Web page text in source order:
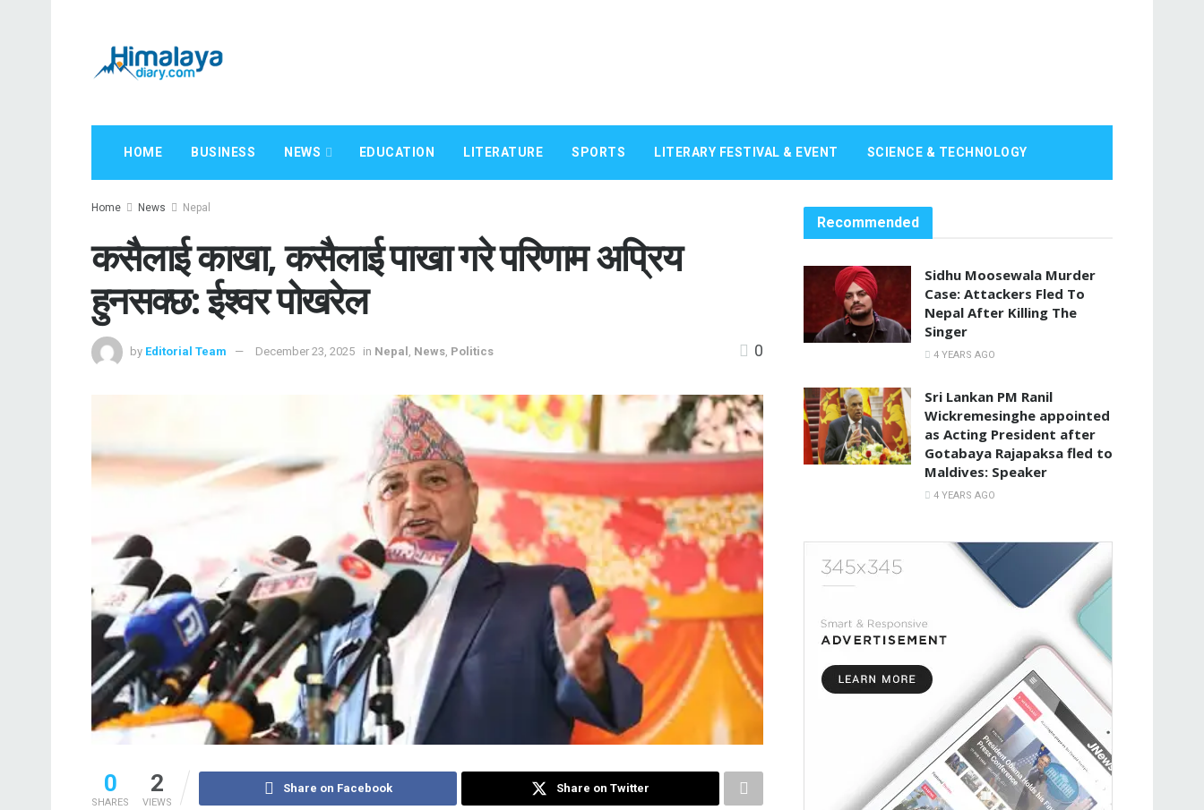
HOME BUSINESS NEWS EDUCATION LITERATURE SPORTS LITERARY FESTIVAL & EVENT SCIENCE & TECHNOLOGY
Home News Nepal
कसैलाई काखा, कसैलाई पाखा गरे परिणाम अप्रिय
हुनसक्छ: ईश्वर पोखरेल
by Editorial Team December 23, 2025 in Nepal News Politics 0
0
SHARES
2
VIEWS
Share on Facebook Share on Twitter
Recommended
Sidhu Moosewala Murder
Case: Attackers Fled To
Nepal After Killing The
Singer
4 YEARS AGO
Sri Lankan PM Ranil
Wickremesinghe appointed
as Acting President after
Gotabaya Rajapaksa fled to
Maldives: Speaker
4 YEARS AGO